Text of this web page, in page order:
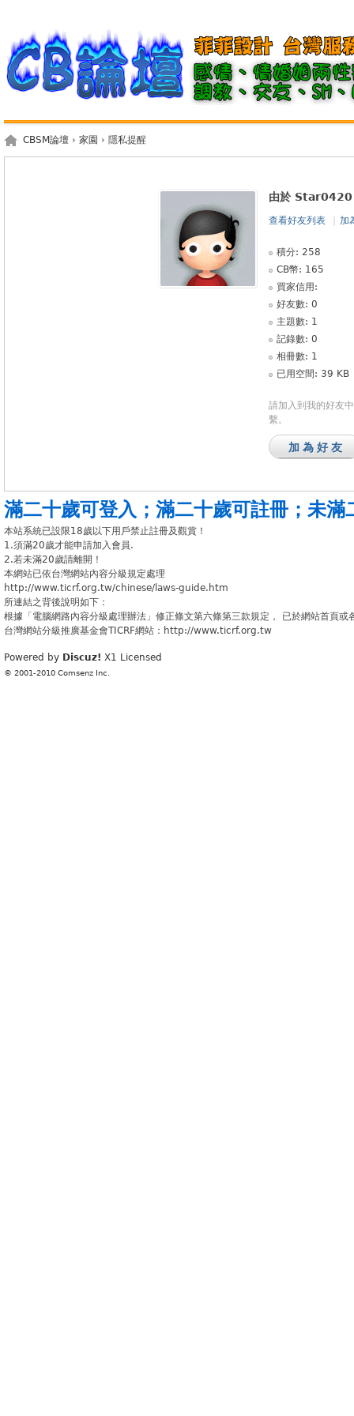
CBSM論壇 › 家園 › 隱私提醒
由於 Star0420
查看好友列表 加
積分: 258
CB幣: 165
買家信用:
好友數: 0
主題數: 1
記錄數: 0
相冊數: 1
已用空間: 39 KB
請加入到我的好友
繫。
加為好友
滿二十歲可登入 ； 滿二十歲可註冊 ； 未滿
本站系統已設限18歲以下用戶禁止註冊及觀賞！
1.須滿20歲才能申請加入會員.
2.若未滿20歲請離開！
本網站已依台灣網站內容分級規定處理
http://www.ticrf.org.tw/chinese/laws-guide.htm
所連結之背後說明如下：
根據「電腦網路內容分級處理辦法」修正條文第六條第三款規定， 已於網站首頁
台灣網站分級推廣基金會TICRF網站：http://www.ticrf.org.tw
Powered by Discuz! X1 Licensed
© 2001-2010 Comsenz Inc.